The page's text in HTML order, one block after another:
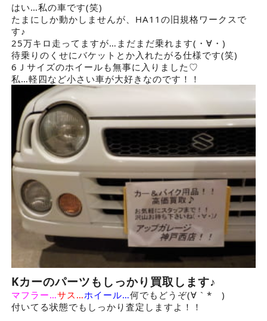
はい…私の車です(笑)
たまにしか動かしませんが、HA11の旧規格ワークスで
す♪
25万キロ走ってますが…まだまだ乗れます(・∀・)
待乗りのくせにバケットとか入れたがる仕様です(笑)
6Ｊサイズのホイールも無事に入りました♡
私…軽四など小さい車が大好きなのです！！
Kカーのパーツもしっかり買取します♪
マフラー…サス…ホイール…何でもどうぞ(∀｀*ゞ)
付いてる状態でもしっかり査定しますよ！！